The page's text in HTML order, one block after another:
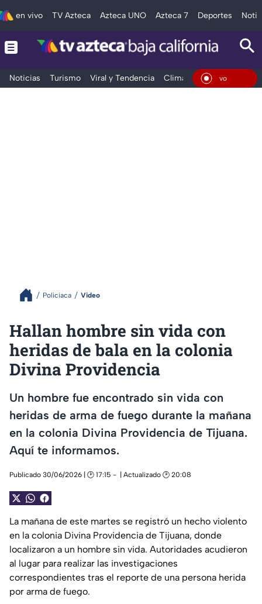
en vivo TV Azteca Azteca UNO Azteca 7 Deportes
Noticias Turismo Viral y Tendencia Clima Deportes
En Vivo
Policiaca Video
Hallan hombre sin vida con
heridas de bala en la colonia
Divina Providencia
Un hombre fue encontrado sin vida con
heridas de arma de fuego durante la mañana
en la colonia Divina Providencia de Tijuana.
Aquí te informamos.
Publicado 30/06/2026 | 🕑 17:15 | Actualizado 🕑 20:08
La mañana de este martes se registró un hecho violento
en la colonia Divina Providencia de Tijuana, donde
localizaron a un hombre sin vida. Autoridades acudieron
al lugar para realizar las investigaciones
correspondientes tras el reporte de una persona herida
por arma de fuego.